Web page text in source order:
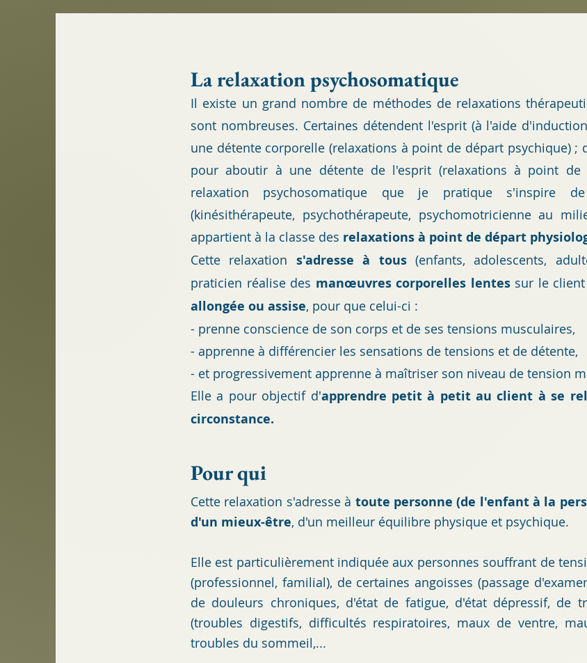
La relaxation psychosomatique
Il existe un grand nombre de méthodes de relaxations
sont nombreuses. Certaines détendent l'esprit (à l'aide
une détente corporelle (relaxations à point de départ psychique) ;
pour aboutir à une détente de l'esprit (relaxations à point de
relaxation psychosomatique que je pratique s'inspire
(kinésithérapeute, psychothérapeute, psychomotricienne au
appartient à la classe des relaxations à point de départ physi
Cette relaxation s'adresse à tous(enfants, adolescents,
praticien réalise des manœuvres corporelles lentessur le client
allongée ou assise, pour que celui-ci :
- prenne conscience de son corps et de ses tensions musculaires,
- apprenne à différencier les sensations de tensions et de détente,
- et progressivement apprenne à maîtriser son niveau de tension
Elle a pour objectif d'apprendre petit à petit au client à se
circonstance.
Pour qui
Cette relaxation s'adresse à toute personne (de l'enfant à la
d'un mieux-être, d'un meilleur équilibre physique et psychique.
Elle est particulièrement indiquée aux personnes souffrant de
(professionnel, familial), de certaines angoisses (passage
de douleurs chroniques, d'état de fatigue, d'état dépressif, de
(troubles digestifs, difficultés respiratoires, maux de ventre,
troubles du sommeil,...